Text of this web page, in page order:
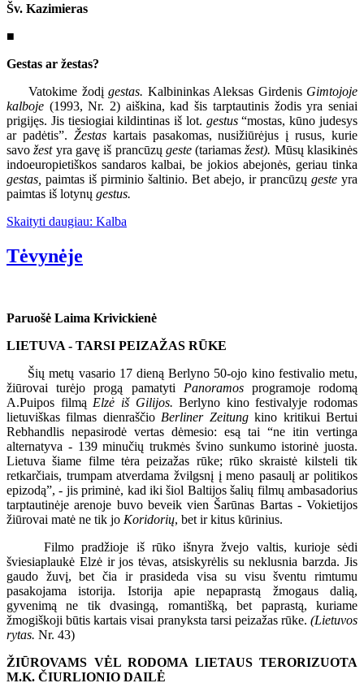
Šv. Kazimieras
■
Gestas ar žestas?
Vatokime žodįgestas. Kalbininkas Aleksas Girdenis Gimtojoje
kalboje (1993, Nr. 2) aiškina, kad šis tarptautinis žodis yra seniai
prigijęs. Jis tiesiogiai kildintinas iš lot. gestus“mostas, kūno judesys
ar padėtis”. Žestaskartais pasakomas, nusižiūrėjus į rusus, kurie
savožestyra gavę iš prancūzų geste(tariamasžest). Mūsų klasikinės
indoeuropietiškos sandaros kalbai, be jokios abejonės, geriau tinka
gestas, paimtas iš pirminio šaltinio. Bet abejo, ir prancūzų geste yra
paimtas iš lotynų gestus.
Skaityti daugiau: Kalba
Tėvynėje
Paruošė Laima Krivickienė
LIETUVA - TARSI PEIZAŽAS RŪKE
Šių metų vasario 17 dieną Berlyno 50-ojo kino festivalio metu,
žiūrovai turėjo progą pamatyti Panoramosprogramoje rodomą
A.Puipos filmą Elzė iš Gilijos. Berlyno kino festivalyje rodomas
lietuviškas filmas dienraščio Berliner Zeitungkino kritikui Bertui
Rebhandlis nepasirodė vertas dėmesio: esą tai “ne itin vertinga
alternatyva - 139 minučių trukmės švino sunkumo istorinė juosta.
Lietuva šiame filme tėra peizažas rūke; rūko skraistė kilsteli tik
retkarčiais, trumpam atverdama žvilgsnį į meno pasaulį ar politikos
epizodą”, - jis priminė, kad iki šiol Baltijos šalių filmų ambasadorius
tarptautinėje arenoje buvo beveik vien Šarūnas Bartas - Vokietijos
žiūrovai matė ne tik jo Koridorių, bet ir kitus kūrinius.
Filmo pradžioje iš rūko išnyra žvejo valtis, kurioje sėdi
šviesiaplaukė Elzė ir jos tėvas, atsiskyrėlis su neklusnia barzda. Jis
gaudo žuvį, bet čia ir prasideda visa su visu šventu rimtumu
pasakojama istorija. Istorija apie nepaprastą žmogaus dalią,
gyvenimą ne tik dvasingą, romantišką, bet paprastą, kuriame
žmogiškoji būtis kartais visai pranyksta tarsi peizažas rūke. (Lietuvos
rytas. Nr. 43)
ŽIŪROVAMS VĖL RODOMA LIETAUS TERORIZUOTA
M.K. ČIURLIONIO DAILĖ